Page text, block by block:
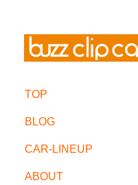
TOP
BLOG
CAR-LINEUP
ABOUT